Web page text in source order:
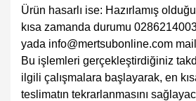
Ürün hasarlı ise: Hazırlamış
kısa zamanda durumu
yada info@mertsubonline.com
Bu işlemleri gerçekleştirdiğiniz
ilgili çalışmalara başlayarak, en
teslimatın tekrarlanmasını